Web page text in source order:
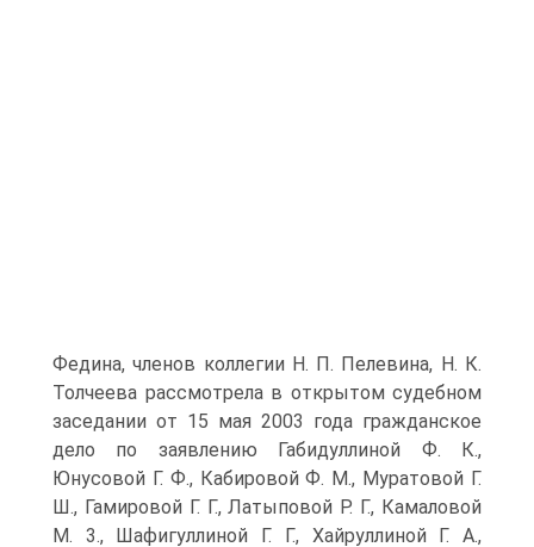
Федина, членов коллегии Н. П. Пелевина, Н. К.
Толчеева рассмотрела в открытом судебном
заседании от 15 мая 2003 года гражданское
дело по заявлению Габидуллиной Ф. К.,
Юнусовой Г. Ф., Кабировой Ф. М., Муратовой Г.
Ш., Гамировой Г. Г., Латыповой Р. Г., Камаловой
М. 3., Шафигуллиной Г. Г., Хайруллиной Г. А.,